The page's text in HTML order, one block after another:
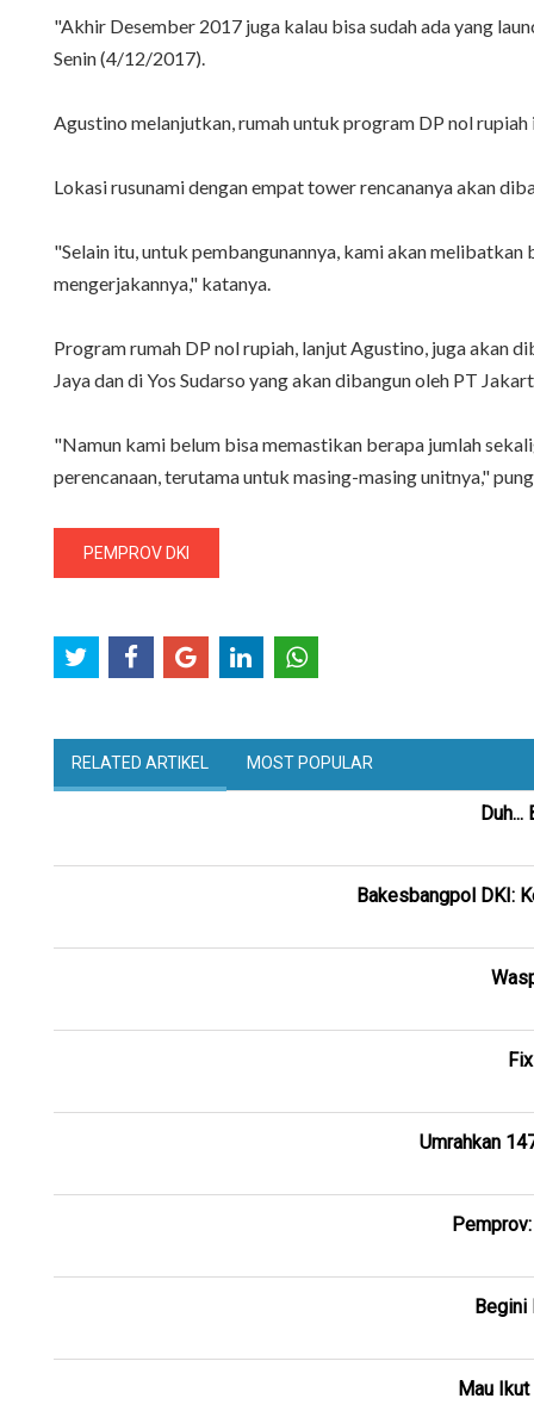
"Akhir Desember 2017 juga kalau bisa sudah ada yang
Senin (4/12/2017).
Agustino melanjutkan, rumah untuk program DP nol
Lokasi rusunami dengan empat tower rencananya akan
"Selain itu, untuk pembangunannya, kami akan
mengerjakannya," katanya.
Program rumah DP nol rupiah, lanjut Agustino, juga akan
Jaya dan di Yos Sudarso yang akan dibangun oleh PT
"Namun kami belum bisa memastikan berapa jumlah
perencanaan, terutama untuk masing-masing unitnya,"
PEMPROV DKI
RELATED ARTIKEL MOST POPULAR
Bakesbangpol DKI:
Umrahkan
Begini
Mau